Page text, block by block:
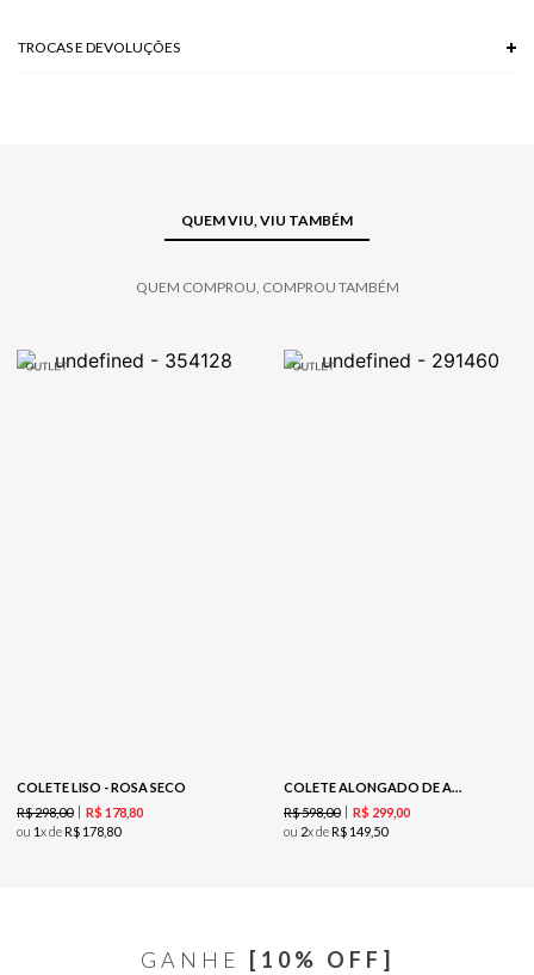
TROCAS E DEVOLUÇÕES
QUEM VIU, VIU TAMBÉM
QUEM COMPROU, COMPROU TAMBÉM
COLETE LISO - ROSA SECO
R$298,00 R$ 17880
ou 1x deR$ 178 80
COLETE ALONGADO DE ALFAIATARIA - PRETO
R$598,00 R$ 29900
ou 2x deR$ 149 50
GANHE
[10% OFF]